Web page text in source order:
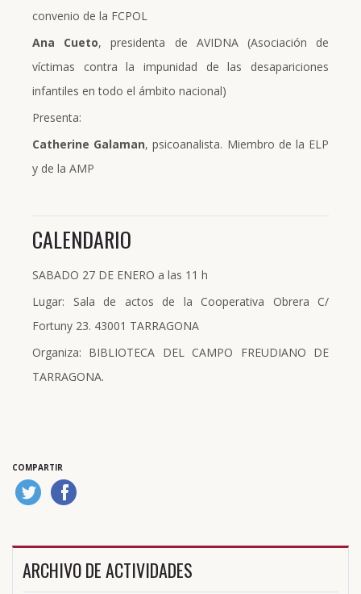
convenio de la FCPOL
Ana Cueto, presidenta de AVIDNA (Asociación de
víctimas contra la impunidad de las desapariciones
infantiles en todo el ámbito nacional)
Presenta:
Catherine Galaman, psicoanalista. Miembro de la ELP
y de la AMP
CALENDARIO
SABADO 27 DE ENERO a las 11 h
Lugar: Sala de actos de la Cooperativa Obrera C/
Fortuny 23. 43001 TARRAGONA
Organiza: BIBLIOTECA DEL CAMPO FREUDIANO DE
TARRAGONA.
COMPARTIR
ARCHIVO DE ACTIVIDADES